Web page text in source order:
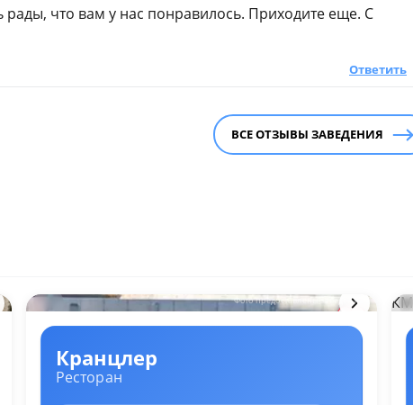
что вам у нас понравилось. Приходите еще. С
Ответить
ВСЕ ОТЗЫВЫ ЗАВЕДЕНИЯ
Фото предоставлены заведением
Кранцлер
Ресторан
КМ